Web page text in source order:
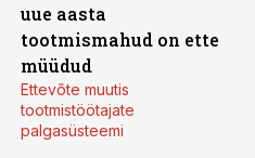
uue aasta
tootmismahud on ette
müüdud
Ettevõte muutis
tootmistöötajate
palgasüsteemi